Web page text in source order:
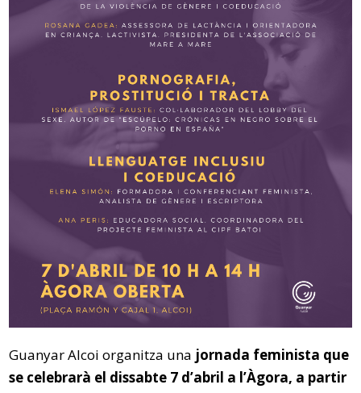
Guanyar Alcoi organitza una jornada feminista que
se celebrarà el dissabte 7 d’abril a l’Àgora, a partir